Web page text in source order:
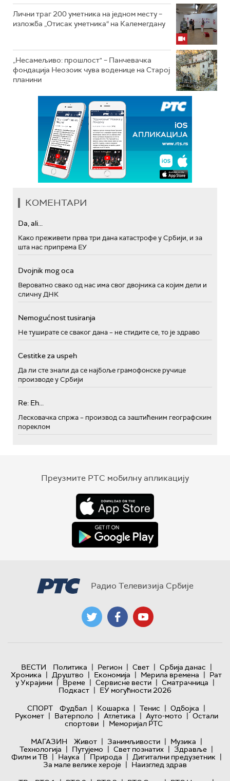
Лични траг 200 уметника на једном месту –
изложба „Отисак уметника“ на Калемегдану
„Несамељиво: прошлост" – Панчевачка
фондација Неозоик чува воденице на Старој
планини
КОМЕНТАРИ
Da, ali...
Како преживети прва три дана катастрофе у Србији, и за
шта нас припрема ЕУ
Dvojnik mog oca
Вероватно свако од нас има свог двојника са којим дели и
сличну ДНК
Nemogućnost tusiranja
Не туширате се сваког дана – не стидите се, то је здраво
Cestitke za uspeh
Да ли сте знали да се најбоље грамофонске ручице
производе у Србији
Re: Eh...
Лесковачка спржа – производ са заштићеним географским
пореклом
Преузмите РТС мобилну апликацију
Радио Телевизија Србије
ВЕСТИ Политика | Регион | Свет | Србија данас |
Хроника | Друштво | Економија | Мерила времена | Рат
у Украјини | Време | Сервисне вести | Сматрачница |
Подкаст | ЕУ могућности 2026
СПОРТ
Фудбал | Кошарка | Тенис | Одбојка |
Рукомет | Ватерполо | Атлетика | Ауто-мото | Остали
спортови | Меморијал РТС
МАГАЗИН
Живот | Занимљивости | Музика |
Технологијa | Путујемо | Свет познатих | Здравље |
Филм и ТВ | Наука | Природа | Дигитални предузетник |
За мале велике хероје | Наизглед здрав